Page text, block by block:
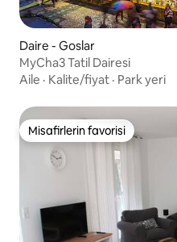
Daire - Goslar
MyCha3 Tatil Dairesi
Aile · Kalite/fiyat · Park yeri
Misafirlerin favorisi
Misafirlerin favorisi